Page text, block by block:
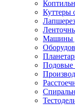
Куттеры
Машины
Подовые